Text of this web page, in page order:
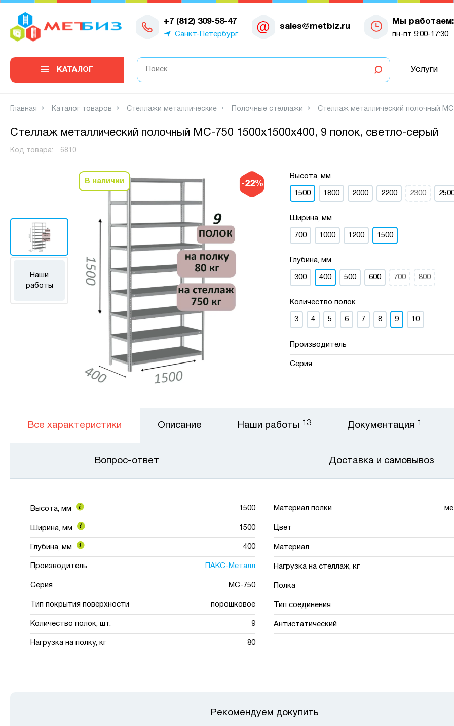
+7 (812) 309-58-47
Санкт-Петербург
sales@metbiz.ru
Мы работаем:
пн-пт 9:00-17:30
0
КАТАЛОГ Услуги
Главная Каталог товаров Стеллажи металлические Полочные стеллажи Стеллаж металлический полочный
Стеллаж металлический полочный МС-750 1500х1500х400, 9 полок, светло-серый
Код товара: 6810
-22%
Наши
работы
В наличии
Высота, мм
1500 1800 2000 2200 2300
Ширина, мм
700 1000 1200 1500
Глубина, мм
300 400 500 600 700 800
Количество полок
3 4 5 6 7 8 9 10
Производитель
Серия
Все характеристики
Высота, мм 1500
Ширина, мм 1500
Глубина, мм 400
Производитель ПАКС-Металл
Серия МС-750
Тип покрытия поверхности порошковое
Количество полок, шт. 9
Нагрузка на полку, кг 80
Материал полки
Цвет
Материал
Нагрузка на стеллаж, кг
Полка
Тип соединения
Антистатический
Описание Наши работы 13 Документация 1
Вопрос-ответ Доставка и самовывоз
Рекомендуем докупить